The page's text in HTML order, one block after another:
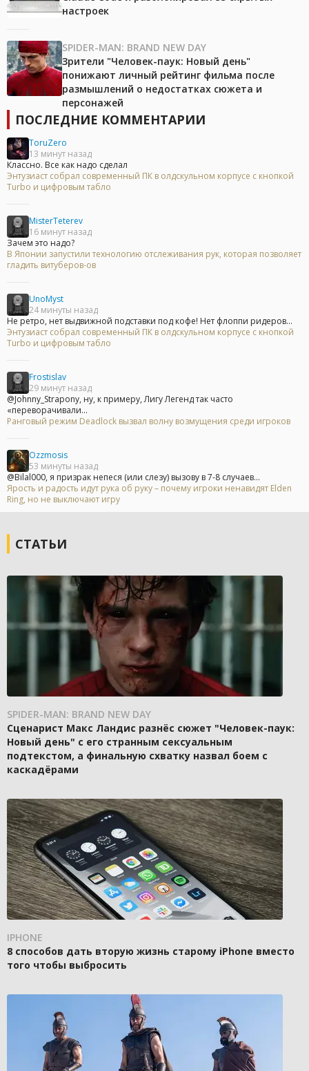
настроек
SPIDER-MAN: BRAND NEW DAY
Зрители "Человек-паук: Новый день"
понижают личный рейтинг фильма после
размышлений о недостатках сюжета и
персонажей
ПОСЛЕДНИЕ КОММЕНТАРИИ
ToruZero
13 минут назад
Классно. Все как надо сделал
Энтузиаст собрал современный ПК в олдскульном корпусе с кнопкой
Turbo и цифровым табло
MisterTeterev
16 минут назад
Зачем это надо?
В Японии запустили технологию отслеживания рук, которая позволяет
гладить витуберов-ов
UnoMyst
24 минуты назад
Не ретро, нет выдвижной подставки под кофе! Нет флоппи ридеров...
Энтузиаст собрал современный ПК в олдскульном корпусе с кнопкой
Turbo и цифровым табло
Frostislav
29 минут назад
@Johnny_Strapony, ну, к примеру, Лигу Легенд так часто
«переворачивали...
Ранговый режим Deadlock вызвал волну возмущения среди игроков
Ozzmosis
53 минуты назад
@Bilal000, я призрак непеся (или слезу) вызову в 7-8 случаев...
Ярость и радость идут рука об руку – почему игроки ненавидят Elden
Ring, но не выключают игру
СТАТЬИ
SPIDER-MAN: BRAND NEW DAY
Сценарист Макс Ландис разнёс сюжет "Человек-паук:
Новый день" с его странным сексуальным
подтекстом, а финальную схватку назвал боем с
каскадёрами
IPHONE
8 способов дать вторую жизнь старому iPhone вместо
того чтобы выбросить